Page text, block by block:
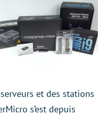
et des stations
s’est depuis